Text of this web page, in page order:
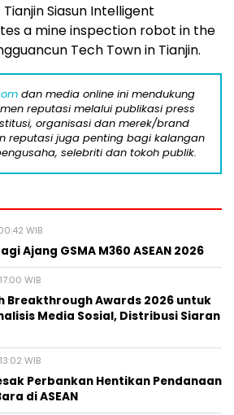
Siasun Intelligent
a mine inspection robot in the
Tech Town in Tianjin.
dan media online ini mendukung
reputasi melalui publikasi press
organisasi dan merek/brand
reputasi juga penting bagi kalangan
selebriti dan tokoh publik.
WIB
Ajang GSMA M360 ASEAN 2026
WIB
Breakthrough Awards 2026 untuk
Media Sosial, Distribusi Siaran
WIB
Perbankan Hentikan Pendanaan
di ASEAN